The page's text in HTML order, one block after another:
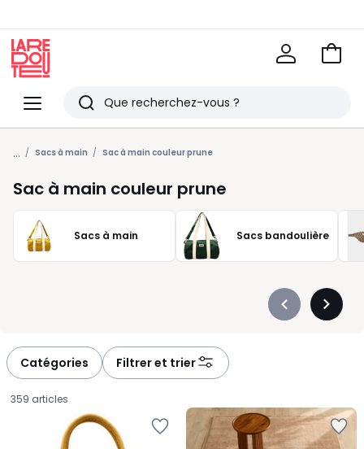
Menu
Redoute
Rechercher
Derniers
articles
vus
Voir
... Sacs à main Sac à main couleur prune
Sac à main couleur prune
Sacs à main Sacs bandoulière
Précédent
Catégories Filtrer et trier
359 articles